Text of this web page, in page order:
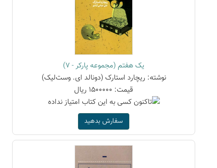
یک هفتم (مجموعه پارکر - 7)
نوشته: ریچارد استارک (دونالد ای. وست‌لیک)
قیمت: 1500000 ریال
سفارش بدهید